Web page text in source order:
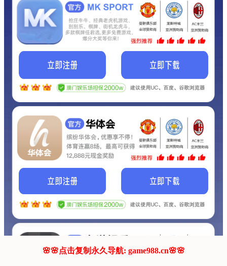
Hey Guys!
我们即将上线啦...
我们的网站正在建设.
它将是非常棒的网站.
联系我们!